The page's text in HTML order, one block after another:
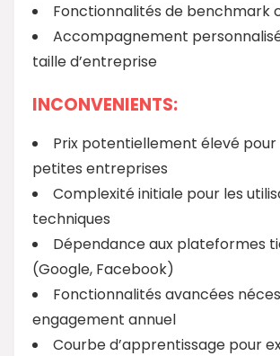
Fonctionnalités de benchmark
Accompagnement
taille d’entreprise
INCONVENIENTS:
Prix potentiellement élevé pour
petites entreprises
Complexité initiale pour les
techniques
Dépendance aux plateformes
(Google, Facebook)
Fonctionnalités avancées
engagement annuel
Courbe d’apprentissage pour